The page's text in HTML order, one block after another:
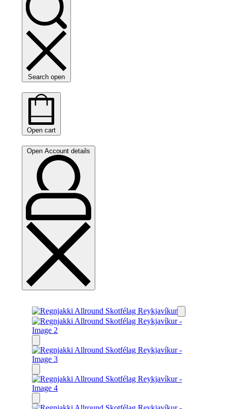
Search open
Open cart
Open Account details